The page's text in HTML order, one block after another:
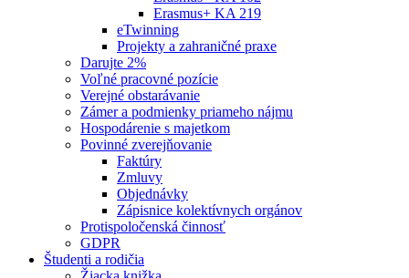
Erasmus+ KA 219
eTwinning
Projekty a zahraničné praxe
Darujte 2%
Voľné pracovné pozície
Verejné obstarávanie
Zámer a podmienky priameho nájmu
Hospodárenie s majetkom
Povinné zverejňovanie
Faktúry
Zmluvy
Objednávky
Zápisnice kolektívnych orgánov
Protispoločenská činnosť
GDPR
Študenti a rodičia